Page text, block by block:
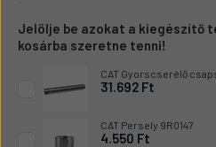
Jelölje be azokat a kiegészítő
kosárba szeretne tenni!
CAT Gyorscserélő
31.692 Ft
CAT Persely 9R0147
4.550 Ft